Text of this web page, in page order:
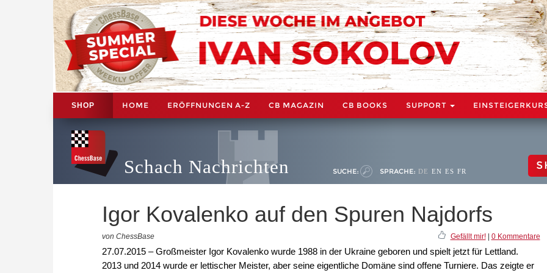
SHOP HOME ERÖFFNUNGEN A-Z CB MAGAZIN CB BOOKS SUPPORT
Schach Nachrichten SUCHE: SPRACHE: DE EN ES FR
Igor Kovalenko auf den Spuren Najdorfs
von ChessBase Gefällt mir!| 0 Kommentare
27.07.2015 – Großmeister Igor Kovalenko wurde 1988 in der Ukraine geboren und spielt jetzt für Lettland.
2013 und 2014 wurde er lettischer Meister, aber seine eigentliche Domäne sind offene Turniere. Das zeigte er